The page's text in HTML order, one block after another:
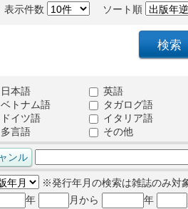
表示件数 ソート順
日本語
英語
ベトナム語
タガログ語
ドイツ語
イタリア語
多言語
その他
※発行年月の検索は雑誌のみ対
年
月から 年